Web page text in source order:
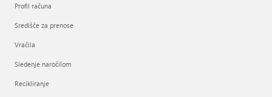
Profil računa
Središče za prenose
Vračila
Sledenje naročilom
Recikliranje